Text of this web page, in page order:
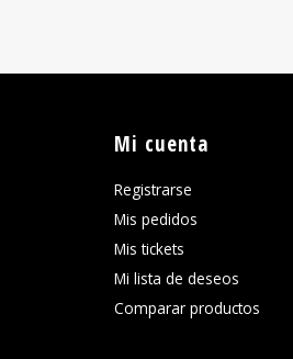
Mi cuenta
Registrarse
Mis pedidos
Mis tickets
Mi lista de deseos
Comparar productos